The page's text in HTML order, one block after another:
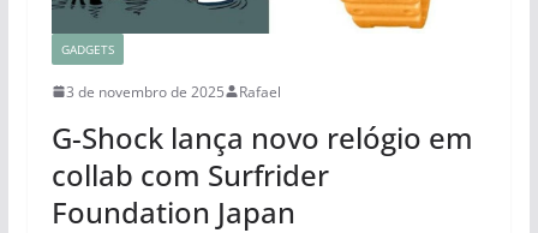
GADGETS
3 de novembro de 2025 Rafael
G-Shock lança novo relógio em
collab com Surfrider
Foundation Japan